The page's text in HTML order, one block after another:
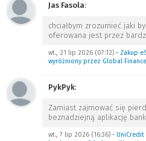
Jas Fasola:
chciałbym zrozumieć jaki
oferowana jest przez
wt., 21 lip 2026 (07:12) • Zakup
wyróżniony przez Global Finance
PykPyk:
Zamiast zajmować się
beznadziejną aplikację
wt., 7 lip 2026 (16:36) • UniCredit